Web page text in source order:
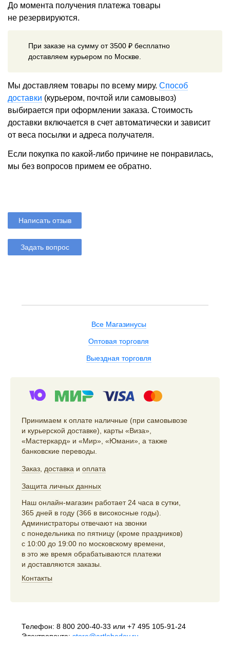
До момента получения платежа товары
не резервируются.
При заказе на сумму от 3500 ₽ бесплатно
доставляем курьером по Москве.
Мы доставляем товары по всему миру. Способ
доставки (курьером, почтой или самовывоз)
выбирается при оформлении заказа. Стоимость
доставки включается в счет автоматически и зависит
от веса посылки и адреса получателя.
Если покупка по какой-либо причине не понравилась,
мы без вопросов примем ее обратно.
Написать отзыв
Задать вопрос
Все Магазинусы
Оптовая торговля
Выездная торговля
Принимаем к оплате наличные (при самовывозе
и курьерской доставке), карты «Виза»,
«Мастеркард» и «Мир», «Юмани», а также
банковские переводы.
Заказ доставка и оплата
Защита личных данных
Наш онлайн-магазин работает 24 часа в сутки,
365 дней в году (366 в високосные годы).
Администраторы отвечают на звонки
с понедельника по пятницу (кроме праздников)
с 10:00 до 19:00 по московскому времени,
в это же время обрабатываются платежи
и доставляются заказы.
Контакты
Телефон: 8 800 200-40-33 или +7 495 105-91-24
Электропочта: store@artlebedev.ru